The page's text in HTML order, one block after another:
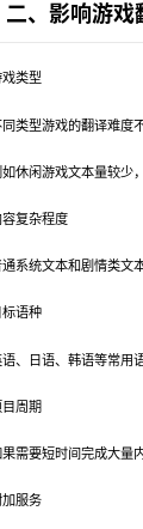
影响游戏
类型
型游戏的翻译难度不
闲游戏文本量较少，
复杂程度
统文本和剧情类文本
语种
日语、韩语等常用语
周期
要短时间完成大量内
服务